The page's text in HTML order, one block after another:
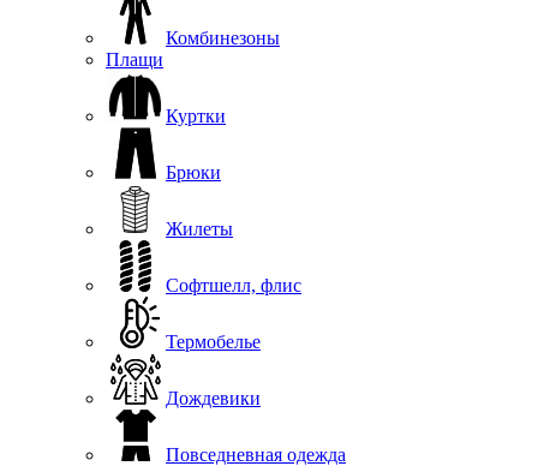
Комбинезоны
Плащи
Куртки
Брюки
Жилеты
Софтшелл, флис
Термобелье
Дождевики
Повседневная одежда